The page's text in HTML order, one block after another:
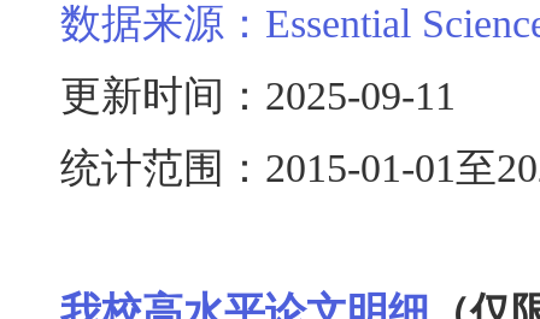
数据来源： Essential
更新时间： 2025-09-11
统计范围： 2015-01-01至